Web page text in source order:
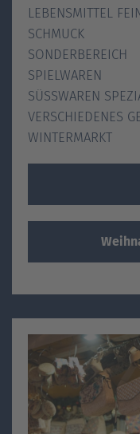
LEBENSMITTEL
SCHMUCK
SONDERBEREICH
SPIELWAREN
SÜSSWAREN
VERSCHIEDENES
WINTERMARKT